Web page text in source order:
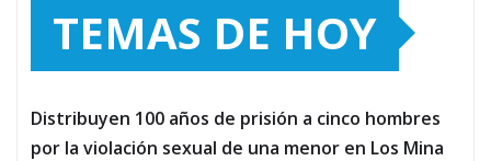
TEMAS DE HOY
Distribuyen 100 años de prisión a cinco hombres
por la violación sexual de una menor en Los Mina